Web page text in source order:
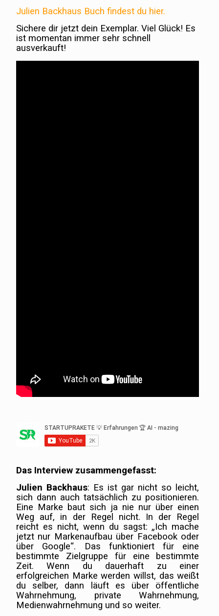
Julien Backhaus Buch findest du hier.
Sichere dir jetzt dein Exemplar. Viel Glück! Es
ist momentan immer sehr schnell
ausverkauft!
Das Interview zusammengefasst:
Julien Backhaus: Es ist gar nicht so leicht,
sich dann auch tatsächlich zu positionieren.
Eine Marke baut sich ja nie nur über einen
Weg auf, in der Regel nicht. In der Regel
reicht es nicht, wenn du sagst: „Ich mache
jetzt nur Markenaufbau über Facebook oder
über Google“. Das funktioniert für eine
bestimmte Zielgruppe für eine bestimmte
Zeit. Wenn du dauerhaft zu einer
erfolgreichen Marke werden willst, das weißt
du selber, dann läuft es über öffentliche
Wahrnehmung, private Wahrnehmung,
Medienwahrnehmung und so weiter.